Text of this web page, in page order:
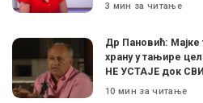
3 мин за читање
Др Пановић: Мајке
храну у тањире
НЕ УСТАЈЕ док
10 мин за читање